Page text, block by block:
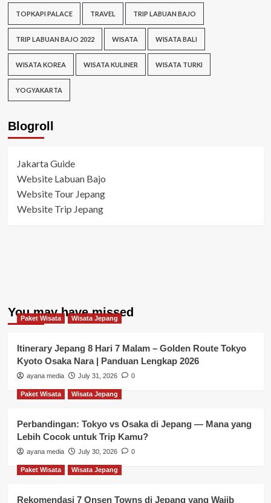
TOPKAPI PALACE TRAVEL TRIP LABUAN BAJO
TRIP LABUAN BAJO 2022 WISATA WISATA BALI
WISATA KOREA WISATA KULINER WISATA TURKI
YOGYAKARTA
Blogroll
Jakarta Guide
Website Labuan Bajo
Website Tour Jepang
Website Trip Jepang
You may have missed
Paket Wisata Wisata Jepang
Itinerary Jepang 8 Hari 7 Malam – Golden Route Tokyo
Kyoto Osaka Nara | Panduan Lengkap 2026
ayana media July 31, 2026 0
Paket Wisata Wisata Jepang
Perbandingan: Tokyo vs Osaka di Jepang — Mana yang
Lebih Cocok untuk Trip Kamu?
ayana media July 30, 2026 0
Paket Wisata Wisata Jepang
Rekomendasi 7 Onsen Towns di Jepang yang Wajib